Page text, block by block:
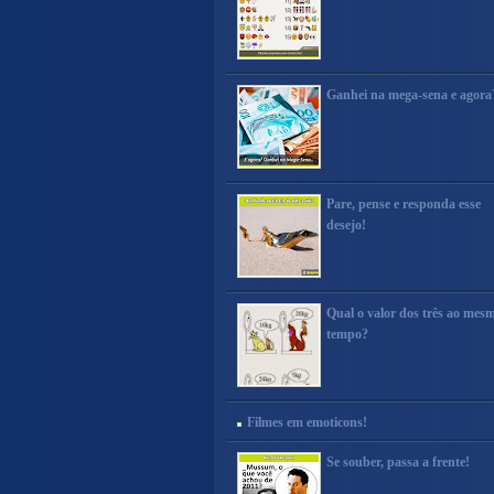
Ganhei na mega-sena e
Pare, pense e responda esse
desejo!
Qual o valor dos três ao
tempo?
Filmes em emoticons!
Se souber, passa a frente!